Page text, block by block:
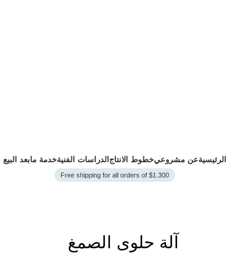
خدمة مابعد البيعالدراسات الفنية خطوط الانتاجعن مشروعيالرئيسية
Free shipping for all orders of $1.300
آلة حلوى الصمغ